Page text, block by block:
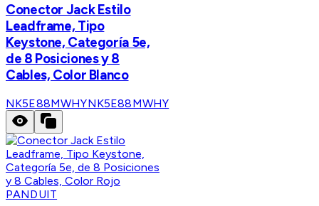
Conector Jack Estilo
Leadframe, Tipo
Keystone, Categoría 5e,
de 8 Posiciones y 8
Cables, Color Blanco
NK5E88MWHYNK5E88MWHY
PANDUIT